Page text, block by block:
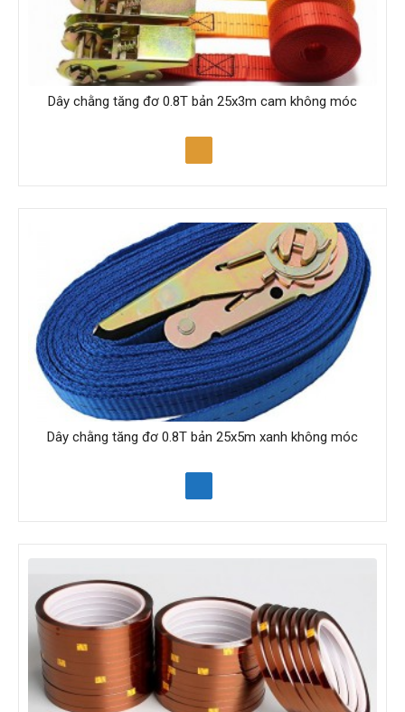
Dây chằng tăng đơ 0.8T bản 25x3m cam không móc
Dây chằng tăng đơ 0.8T bản 25x5m xanh không móc